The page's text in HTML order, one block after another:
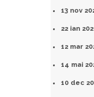
13 nov
22 ian
12 mar
14 mai
10 dec